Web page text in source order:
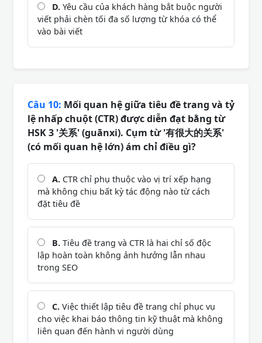
D. Yêu cầu của khách hàng bắt buộc người
viết phải chèn tối đa số lượng từ khóa có thể
vào bài viết
Câu 10: Mối quan hệ giữa tiêu đề trang và tỷ
lệ nhấp chuột (CTR) được diễn đạt bằng từ
HSK 3 '关系' (guānxi). Cụm từ '有很大的关系'
(có mối quan hệ lớn) ám chỉ điều gì?
A. CTR chỉ phụ thuộc vào vị trí xếp hạng
mà không chịu bất kỳ tác động nào từ cách
đặt tiêu đề
B. Tiêu đề trang và CTR là hai chỉ số độc
lập hoàn toàn không ảnh hưởng lẫn nhau
trong SEO
C. Việc thiết lập tiêu đề trang chỉ phục vụ
cho việc khai báo thông tin kỹ thuật mà không
liên quan đến hành vi người dùng